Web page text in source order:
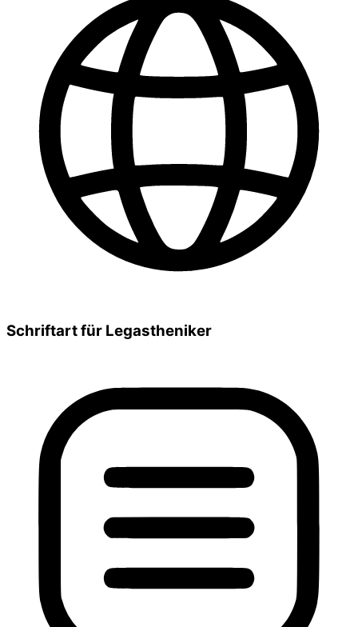
Schriftart für Legastheniker